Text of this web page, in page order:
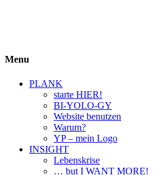
Menu
PLANK
starte HIER!
BI-YOLO-GY
Website benutzen
Warum?
YP – mein Logo
INSIGHT
Lebenskrise
… but I WANT MORE!